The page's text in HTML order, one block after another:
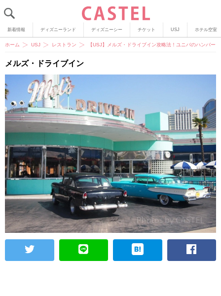
新着情報 ディズニーランド ディズニーシー チケット USJ ホテル空室
ホーム USJ レストラン 【USJ】メルズ・ドライブイン攻略法！ユニバのハンバー
メルズ・ドライブイン